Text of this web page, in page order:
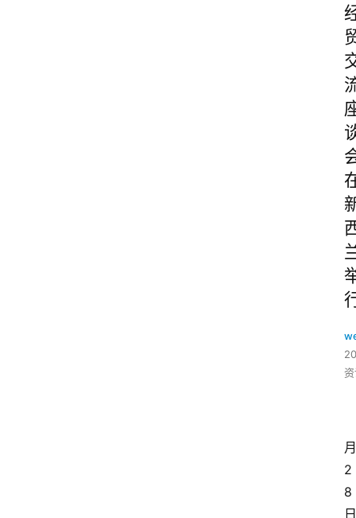
月
2
8
日